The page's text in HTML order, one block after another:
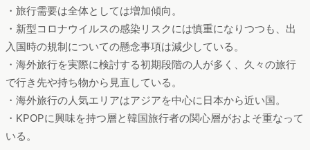
・旅行需要は全体としては増加傾向。
・新型コロナウイルスの感染リスクには慎重になりつつも、出
入国時の規制についての懸念事項は減少している。
・海外旅行を実際に検討する初期段階の人が多く、久々の旅行
で行き先や持ち物から見直している。
・海外旅行の人気エリアはアジアを中心に日本から近い国。
・KPOPに興味を持つ層と韓国旅行者の関心層がおよそ重なって
いる。